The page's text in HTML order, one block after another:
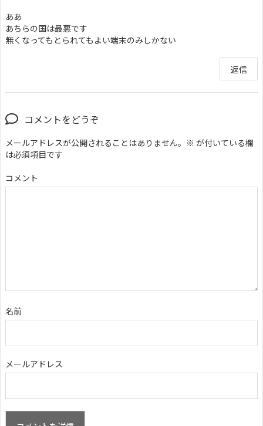
ああ
あちらの国は最悪です
無くなってもとられてもよい端末のみしかない
返信
コメントをどうぞ
メールアドレスが公開されることはありません。 ※ が付いている欄
は必須項目です
コメント
名前
メールアドレス